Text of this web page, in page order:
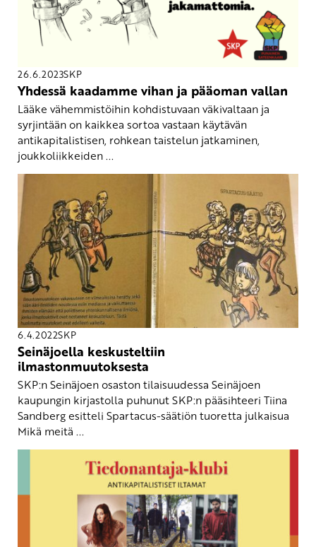
26.6.2023SKP
Yhdessä kaadamme vihan ja pääoman vallan
Lääke vähemmistöihin kohdistuvaan väkivaltaan ja
syrjintään on kaikkea sortoa vastaan käytävän
antikapitalistisen, rohkean taistelun jatkaminen,
joukkoliikkeiden ...
6.4.2022SKP
Seinäjoella keskusteltiin
ilmastonmuutoksesta
SKP:n Seinäjoen osaston tilaisuudessa Seinäjoen
kaupungin kirjastolla puhunut SKP:n pääsihteeri Tiina
Sandberg esitteli Spartacus-säätiön tuoretta julkaisua
Mikä meitä ...